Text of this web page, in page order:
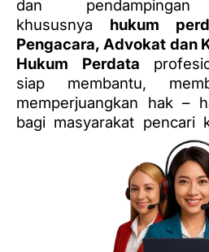
dan
khususnya hukum
Pengacara, Advokat dan
Hukum Perdata
siap membantu,
memperjuangkan hak –
bagi masyarakat pencari